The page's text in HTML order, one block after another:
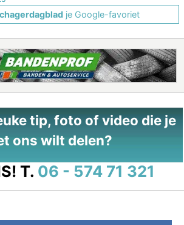
je Google-favoriet
tip, foto of video die je
ons wilt delen?
T. 06 - 574 71 321